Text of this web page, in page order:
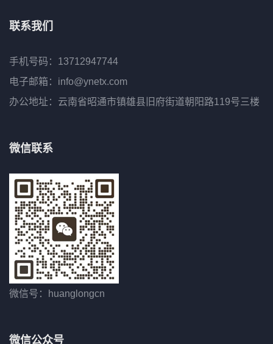
联系我们
手机号码：13712947744
电子邮箱：info@ynetx.com
办公地址：云南省昭通市镇雄县旧府街道朝阳路119号三楼
微信联系
微信号：huanglongcn
微信公众号